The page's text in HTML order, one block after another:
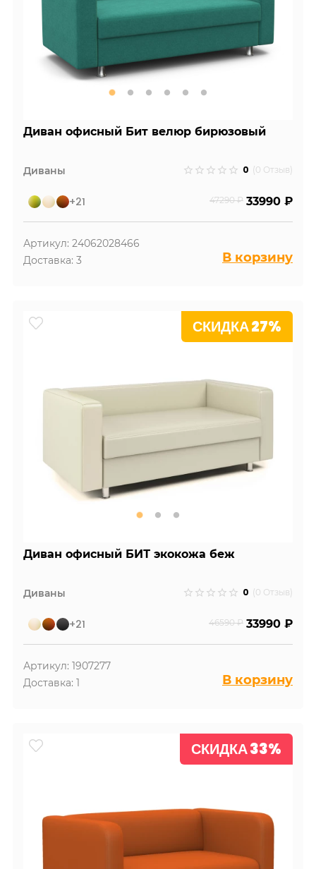
Диван офисный Бит велюр бирюзовый
Диваны 0 (0 Отзыв)
+21 47290 ₽ 33990 ₽
Артикул: 24062028466
Доставка: 3
В корзину
СКИДКА 27%
Диван офисный БИТ экокожа беж
Диваны 0 (0 Отзыв)
+21 46590 ₽ 33990 ₽
Артикул: 1907277
Доставка: 1
В корзину
СКИДКА 33%